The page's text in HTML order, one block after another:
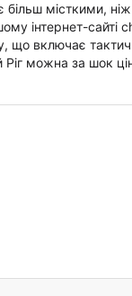
місткими,
інтернет-
включає
можна за шок